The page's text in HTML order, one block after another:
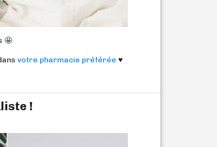
🤩
votre pharmacie préférée ♥️
!